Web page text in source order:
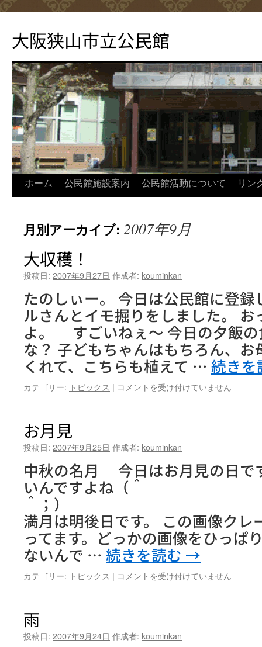
テ
ン
へ
ス
キ
ッ
プ
大阪狭山市立公民館
ホーム 公民館施設案内 公民館活動について リン
月別アーカイブ: 2007年9月
大収穫！
投稿日: 2007年9月27日 作成者: kouminkan
たのしぃー。 今日は公民館に登
ルさんとイモ掘りをしました。 お
よ。 すごいねぇ～ 今日の夕飯の
な？ 子どもちゃんはもちろん、
くれて、こちらも植えて … 続き
カテゴリー: トピックス | 大
コメントを受け付けていません
お月見
投稿日: 2007年9月25日 作成者: kouminkan
中秋の名月 今日はお月見の日で
いんですよね（＾
＾
満月は明後日です。 この画像クレ
ってます。どっかの画像をひっぱ
ないんで … 続きを読む →
カテゴリー: トピックス | お
コメントを受け付けていません
雨
投稿日: 2007年9月24日 作成者: kouminkan